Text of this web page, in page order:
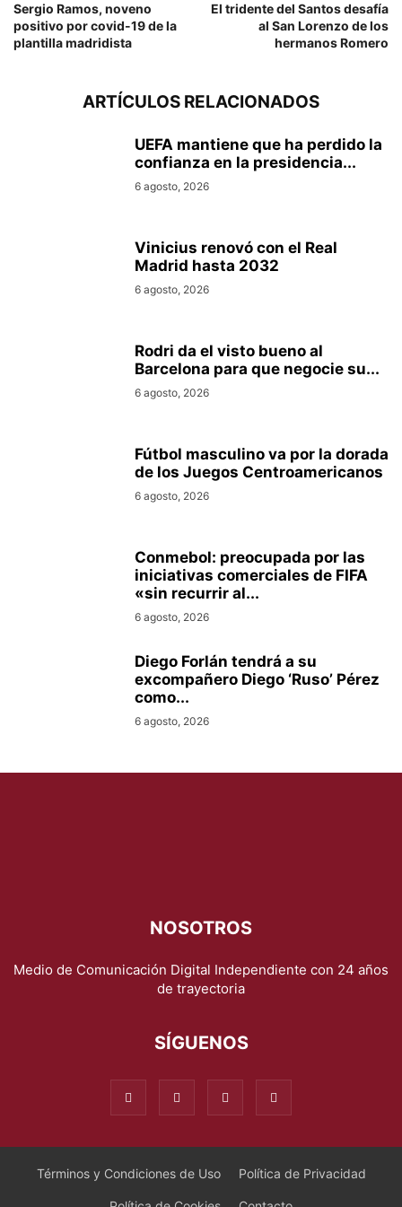
Sergio Ramos, noveno
positivo por covid-19 de la
plantilla madridista
El tridente del Santos desafía
al San Lorenzo de los
hermanos Romero
ARTÍCULOS RELACIONADOS
UEFA mantiene que ha perdido la
confianza en la presidencia...
6 agosto, 2026
Vinicius renovó con el Real
Madrid hasta 2032
6 agosto, 2026
Rodri da el visto bueno al
Barcelona para que negocie su...
6 agosto, 2026
Fútbol masculino va por la dorada
de los Juegos Centroamericanos
6 agosto, 2026
Conmebol: preocupada por las
iniciativas comerciales de FIFA
«sin recurrir al...
6 agosto, 2026
Diego Forlán tendrá a su
excompañero Diego ‘Ruso’ Pérez
como...
6 agosto, 2026
NOSOTROS
Medio de Comunicación Digital Independiente con 24 años
de trayectoria
SÍGUENOS
Términos y Condiciones de Uso Política de Privacidad